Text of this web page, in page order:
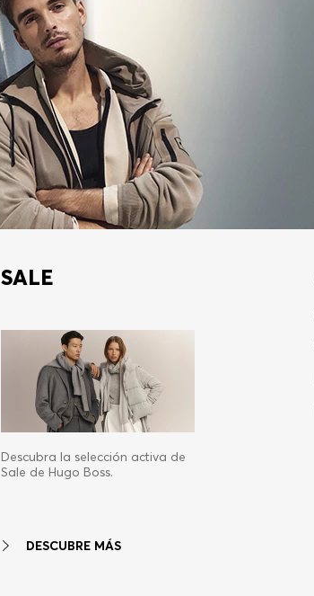
SALE
Descubra la selección activa de
Sale de Hugo Boss.
DESCUBRE MÁS